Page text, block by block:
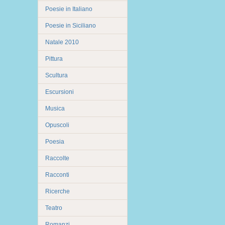
Poesie in Italiano
Poesie in Siciliano
Natale 2010
Pittura
Scultura
Escursioni
Musica
Opuscoli
Poesia
Raccolte
Racconti
Ricerche
Teatro